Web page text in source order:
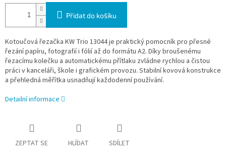
Přidat do košíku
Kotoučová řezačka KW Trio 13044 je praktický pomocník pro přesné
řezání papíru, fotografií i fólií až do formátu A2. Díky broušenému
řezacímu kolečku a automatickému přítlaku zvládne rychlou a čistou
práci v kanceláři, škole i grafickém provozu. Stabilní kovová konstrukce
a přehledná měřítka usnadňují každodenní používání.
Detailní informace
ZEPTAT SE HLÍDAT SDÍLET